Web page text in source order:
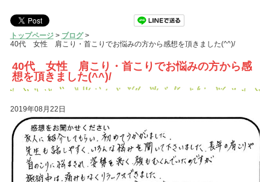
トップページ > ブログ >
40代 女性 肩こり・首こりでお悩みの方から感想を頂きました(^^)/
40代 女性 肩こり・首こりでお悩みの方から感
想を頂きました(^^)/
2019年08月22日